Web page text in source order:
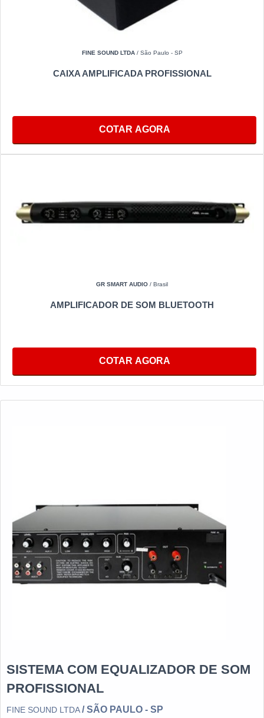
FINE SOUND LTDA/ São Paulo - SP
CAIXA AMPLIFICADA PROFISSIONAL
COTAR AGORA
GR SMART AUDIO / Brasil
AMPLIFICADOR DE SOM BLUETOOTH
COTAR AGORA
SISTEMA COM EQUALIZADOR DE SOM
PROFISSIONAL
FINE SOUND LTDA/ SÃO PAULO - SP